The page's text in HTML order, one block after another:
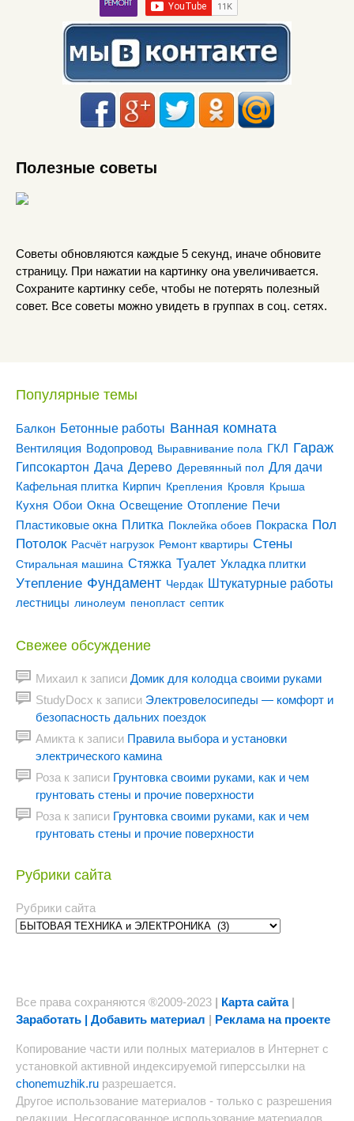
Полезные советы
Советы обновляются каждые 5 секунд, иначе обновите
страницу. При нажатии на картинку она увеличивается.
Сохраните картинку себе, чтобы не потерять полезный
совет. Все советы можно увидеть в группах в соц. сетях.
Популярные темы
Балкон Бетонные работы Ванная комната
Вентиляция Водопровод Выравнивание пола ГКЛ Гараж
Гипсокартон Дача Дерево Деревянный пол Для дачи
Кафельная плитка Кирпич Крепления Кровля Крыша
Кухня Обои Окна Освещение Отопление Печи
Пластиковые окна Плитка Поклейка обоев Покраска Пол
Потолок Расчёт нагрузок Ремонт квартиры Стены
Стиральная машина Стяжка Туалет Укладка плитки
Утепление Фундамент Чердак Штукатурные работы
лестницы линолеум пенопласт септик
Свежее обсуждение
Михаил к записи Домик для колодца своими руками
StudyDocx к записи Электровелосипеды — комфорт и
безопасность дальних поездок
Амикта к записи Правила выбора и установки
электрического камина
Роза к записи Грунтовка своими руками, как и чем
грунтовать стены и прочие поверхности
Роза к записи Грунтовка своими руками, как и чем
грунтовать стены и прочие поверхности
Рубрики сайта
Рубрики сайта
Все права сохраняются ®2009-2023 | Карта сайта|
Заработать | Добавить материал | Реклама на проекте
Копирование части или полных материалов в Интернет с
установкой активной индексируемой гиперссылки на
chonemuzhik.ru разрешается.
Другое использование материалов - только с разрешения
редакции. Несогласованное использование материалов